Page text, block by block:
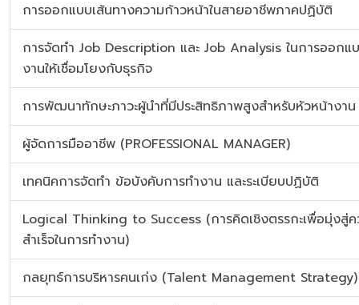
การออกแบบเส้นทางความก้าวหน้าในสายอาชีพภาคปฏิบัติ
การจัดทำ Job Description และ Job Analysis ในการออกแ
งานให้เชื่อมโยงกับธุรกิจ
การพัฒนาทักษะภาวะผู้นำที่มีประสิทธิภาพสูงสำหรับหัวหน้างาน
ผู้จัดการมืออาชีพ (PROFESSIONAL MANAGER)
เทคนิคการจัดทำ ข้อบังคับการทำงาน และระเบียบปฏิบัติ
Logical Thinking to Success (การคิดเชิงตรรกะเพื่อมุ่งสู่ค
สำเร็จในการทำงาน)
กลยุทธ์การบริหารคนเก่ง (Talent Management Strategy)